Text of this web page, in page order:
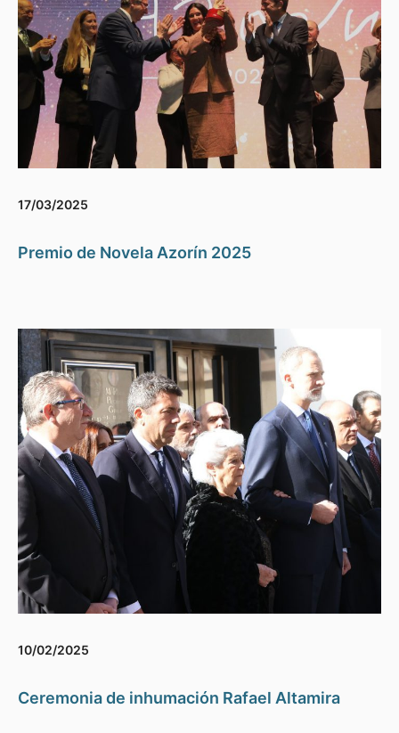
17/03/2025
Premio de Novela Azorín 2025
10/02/2025
Ceremonia de inhumación Rafael Altamira